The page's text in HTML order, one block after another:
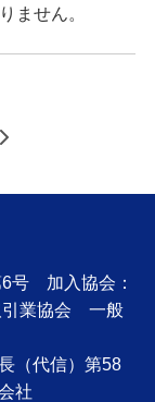
ません。
>
号 加入協会：
引業協会 一般
（代信）第58
社